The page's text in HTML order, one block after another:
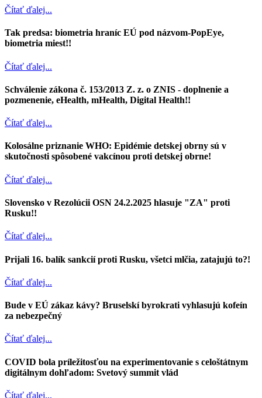
Čítať ďalej...
Tak predsa: biometria hraníc EÚ pod názvom-PopEye,
biometria miest!!
Čítať ďalej...
Schválenie zákona č. 153/2013 Z. z. o ZNIS - doplnenie a
pozmenenie, eHealth, mHealth, Digital Health!!
Čítať ďalej...
Kolosálne priznanie WHO: Epidémie detskej obrny sú v
skutočnosti spôsobené vakcínou proti detskej obrne!
Čítať ďalej...
Slovensko v Rezolúcii OSN 24.2.2025 hlasuje "ZA" proti
Rusku!!
Čítať ďalej...
Prijali 16. balík sankcií proti Rusku, všetci mlčia, zatajujú to?!
Čítať ďalej...
Bude v EÚ zákaz kávy? Bruselskí byrokrati vyhlasujú kofeín
za nebezpečný
Čítať ďalej...
COVID bola príležitosťou na experimentovanie s celoštátnym
digitálnym dohľadom: Svetový summit vlád
Čítať ďalej...